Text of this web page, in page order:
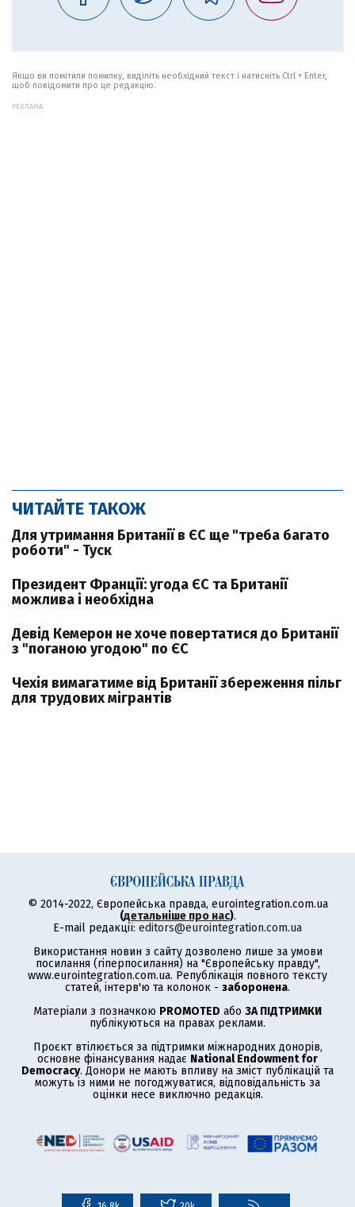
Якщо ви помітили помилку, виділіть необхідний текст і натисніть Ctrl + Enter,
щоб повідомити про це редакцію.
РЕКЛАМА:
ЧИТАЙТЕ ТАКОЖ
Для утримання Британії в ЄС ще "треба багато
роботи" - Туск
Президент Франції: угода ЄС та Британії
можлива і необхідна
Девід Кемерон не хоче повертатися до Британії
з "поганою угодою" по ЄС
Чехія вимагатиме від Британії збереження пільг
для трудових мігрантів
© 2014-2022, Європейська правда, eurointegration.com.ua
(детальніше про нас).
E-mail редакції: editors@eurointegration.com.ua
Використання новин з сайту дозволено лише за умови
посилання (гіперпосилання) на "Європейську правду",
www.eurointegration.com.ua. Републікація повного тексту
статей, інтерв'ю та колонок - заборонена.
Матеріали з позначкою PROMOTED або ЗА ПІДТРИМКИ
публікуються на правах реклами.
Проєкт втілюється за підтримки міжнародних донорів,
основне фінансування надає National Endowment for
Democracy. Донори не мають впливу на зміст публікацій та
можуть із ними не погоджуватися, відповідальність за
оцінки несе виключно редакція.